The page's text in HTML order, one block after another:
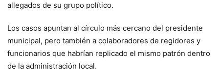
allegados de su grupo político.
Los casos apuntan al círculo más cercano del presidente
municipal, pero también a colaboradores de regidores y
funcionarios que habrían replicado el mismo patrón dentro
de la administración local.